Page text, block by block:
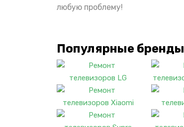
любую проблему!
Популярные бренды